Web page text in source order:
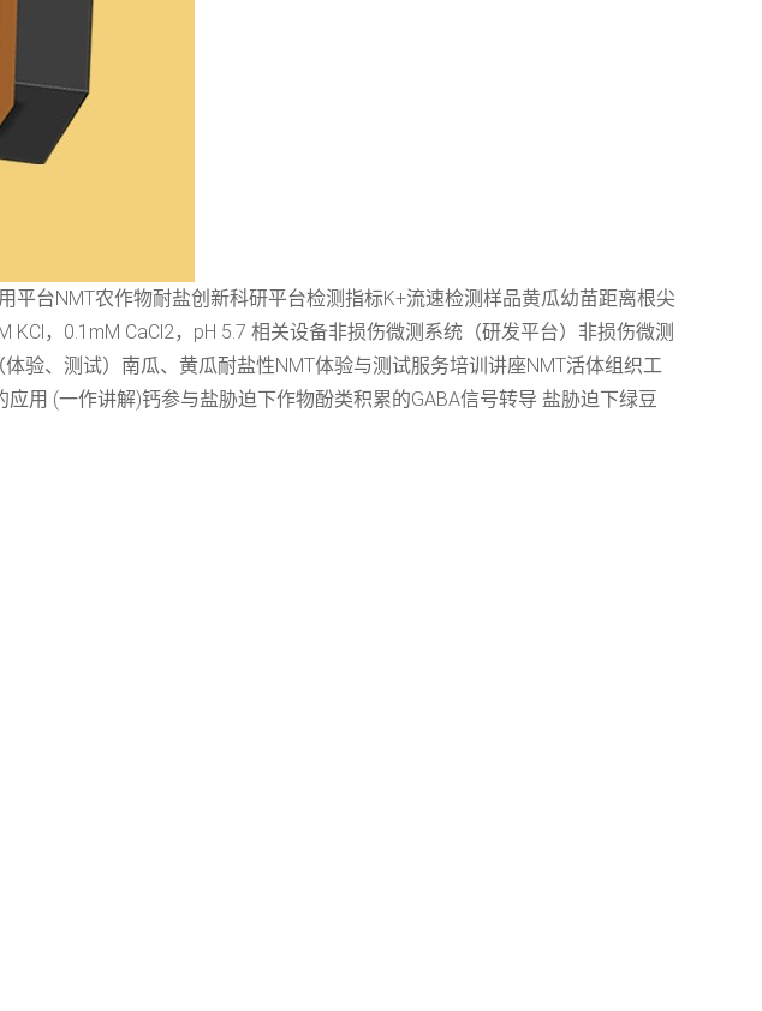
台NMT农作物耐盐创新科研平台检测指标K+流速检测样品黄瓜幼苗距离根尖
，0.1mM CaCl2，pH 5.7 相关设备非损伤微测系统（研发平台）非损伤微测
验、测试）南瓜、黄瓜耐盐性NMT体验与测试服务培训讲座NMT活体组织工
用 (一作讲解)钙参与盐胁迫下作物酚类积累的GABA信号转导 盐胁迫下绿豆